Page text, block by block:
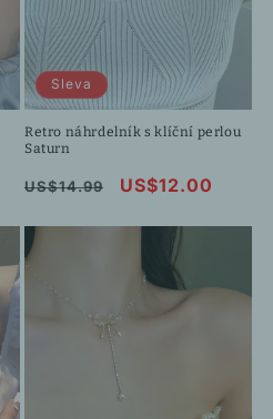
Sleva
Retro náhrdelník s klíční perlou
Saturn
Běžná
US$14.99
Výprodejová
US$12.00